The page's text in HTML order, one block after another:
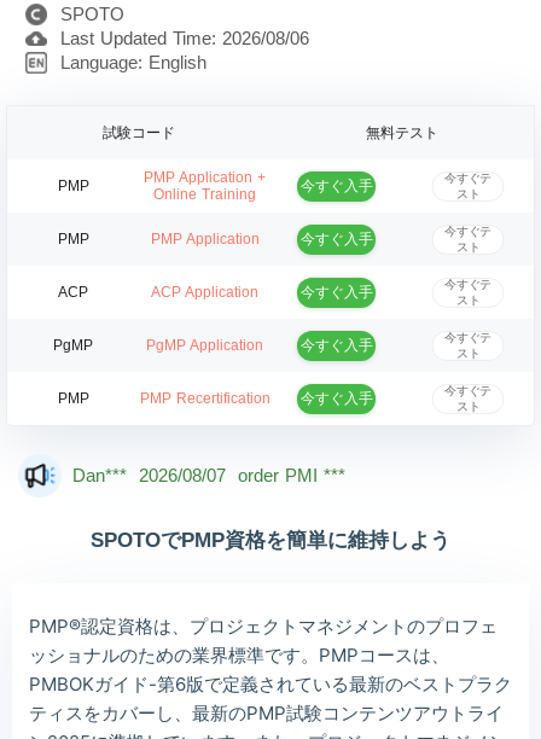
SPOTO
Last Updated Time: 2026/08/06
Language: English
試験コード 無料テスト
PMP
PMP Application +
Online Training
今すぐ入手 今すぐテ
スト
PMP PMP Application 今すぐ入手 今すぐテ
スト
ACP ACP Application 今すぐ入手
今すぐテ
スト
PgMP PgMP Application 今すぐ入手
今すぐテ
スト
PMP PMP Recertification 今すぐ入手
今すぐテ
スト
Dan*** 2026/08/07 order PMI ***
Lia*** 2026/08/07 order PMI ***
Wil*** 2026/08/07 order PMI ***
SPOTOでPMP資格を簡単に維持しよう
PMP®認定資格は、プロジェクトマネジメントのプロフェ
ッショナルのための業界標準です。PMPコースは、
PMBOKガイド-第6版で定義されている最新のベストプラク
ティスをカバーし、最新のPMP試験コンテンツアウトライ